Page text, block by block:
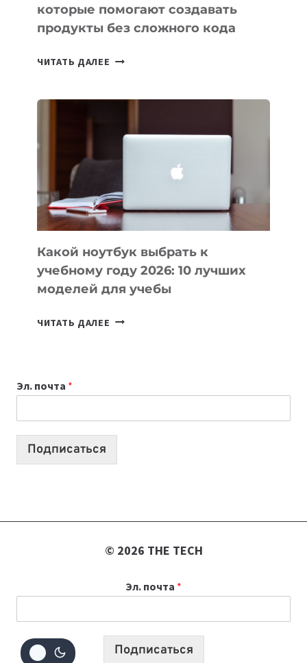
которые помогают создавать
продукты без сложного кода
ЧИТАТЬ ДАЛЕЕ
ПОМОГАЮТ
СОЗДАВАТЬ
БЕЗ
СЛОЖНОГО
КОДА
Какой ноутбук выбрать к
учебному году 2026: 10 лучших
моделей для учебы
ЧИТАТЬ ДАЛЕЕ КАКОЙ
2026:
10
Эл. почта *
Подписаться
© 2026 THE TECH
Эл. почта *
Подписаться